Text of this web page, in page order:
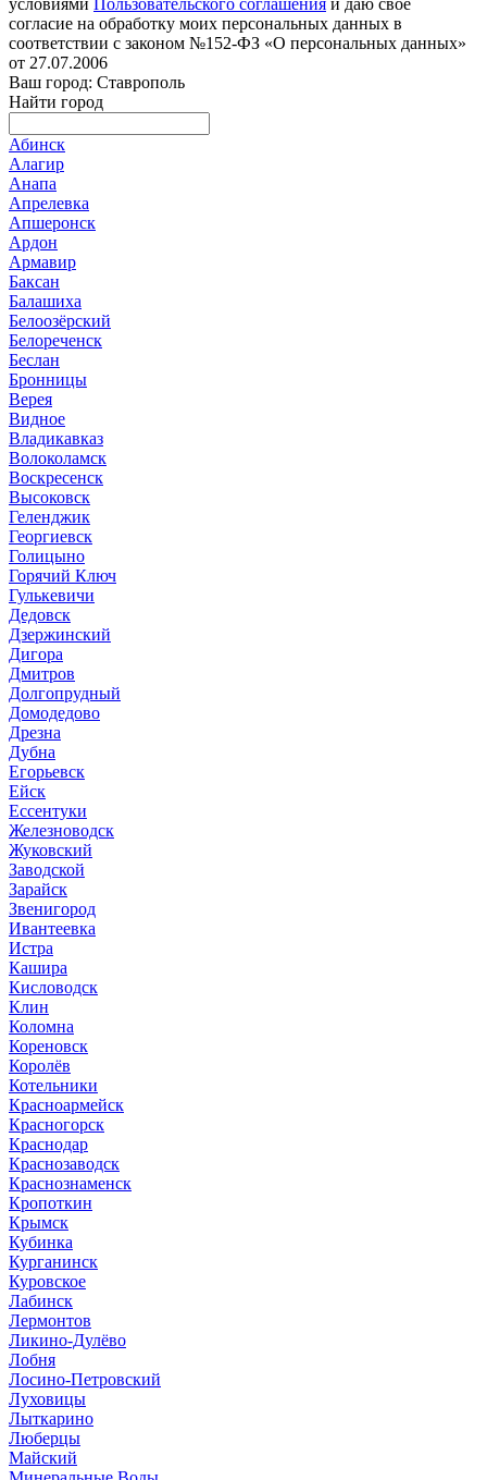
согласие на обработку моих персональных данных в
соответствии с законом №152-ФЗ «О персональных данных»
от 27.07.2006
Ваш город: Ставрополь
Найти город
Абинск
Алагир
Анапа
Апрелевка
Апшеронск
Ардон
Армавир
Баксан
Балашиха
Белоозёрский
Белореченск
Беслан
Бронницы
Верея
Видное
Владикавказ
Волоколамск
Воскресенск
Высоковск
Геленджик
Георгиевск
Голицыно
Горячий Ключ
Гулькевичи
Дедовск
Дзержинский
Дигора
Дмитров
Долгопрудный
Домодедово
Дрезна
Дубна
Егорьевск
Ейск
Ессентуки
Железноводск
Жуковский
Заводской
Зарайск
Звенигород
Ивантеевка
Истра
Кашира
Кисловодск
Клин
Коломна
Кореновск
Королёв
Котельники
Красноармейск
Красногорск
Краснодар
Краснозаводск
Краснознаменск
Кропоткин
Крымск
Кубинка
Курганинск
Куровское
Лабинск
Лермонтов
Ликино-Дулёво
Лобня
Лосино-Петровский
Луховицы
Лыткарино
Люберцы
Майский